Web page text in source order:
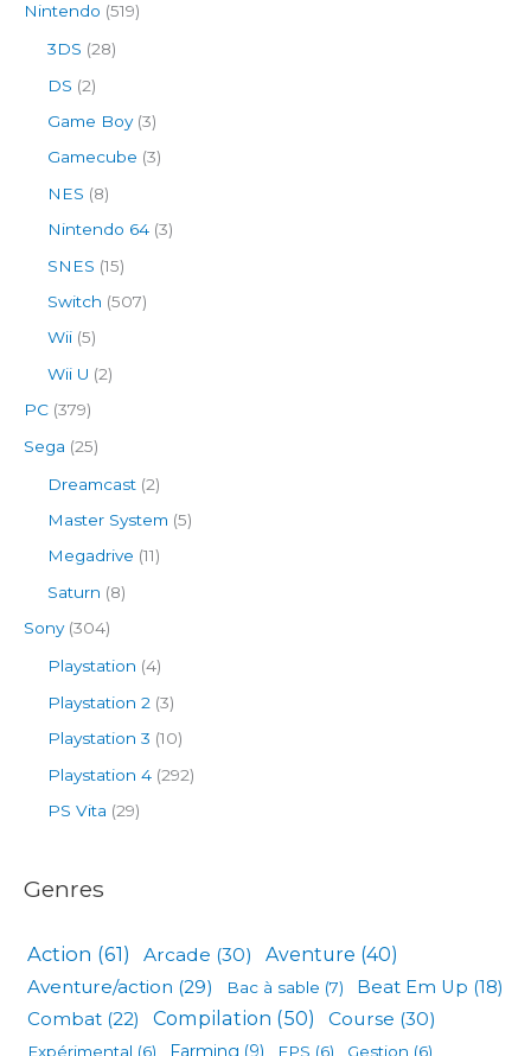
Nintendo (519)
3DS (28)
DS (2)
Game Boy(3)
Gamecube (3)
NES (8)
Nintendo 64 (3)
SNES (15)
Switch (507)
Wii (5)
Wii U (2)
PC (379)
Sega (25)
Dreamcast (2)
Master System (5)
Megadrive (11)
Saturn (8)
Sony(304)
Playstation (4)
Playstation 2 (3)
Playstation 3 (10)
Playstation 4 (292)
PS Vita (29)
Genres
Action (61) Arcade (30) Aventure (40)
Aventure/action (29) Bac à sable (7) Beat Em Up (18)
Combat (22) Compilation (50) Course (30)
Expérimental (6) Farming (9) FPS (6) Gestion (6)